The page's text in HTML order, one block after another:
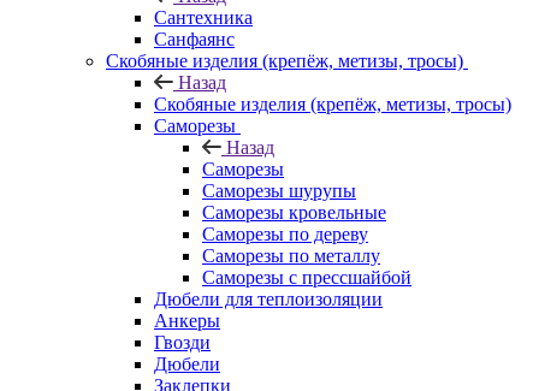
Сантехника
Санфаянс
Скобяные изделия (крепёж, метизы, тросы)
Назад
Скобяные изделия (крепёж, метизы, тросы)
Саморезы
Назад
Саморезы
Саморезы шурупы
Саморезы кровельные
Саморезы по дереву
Саморезы по металлу
Саморезы с прессшайбой
Дюбели для теплоизоляции
Анкеры
Гвозди
Дюбели
Заклепки